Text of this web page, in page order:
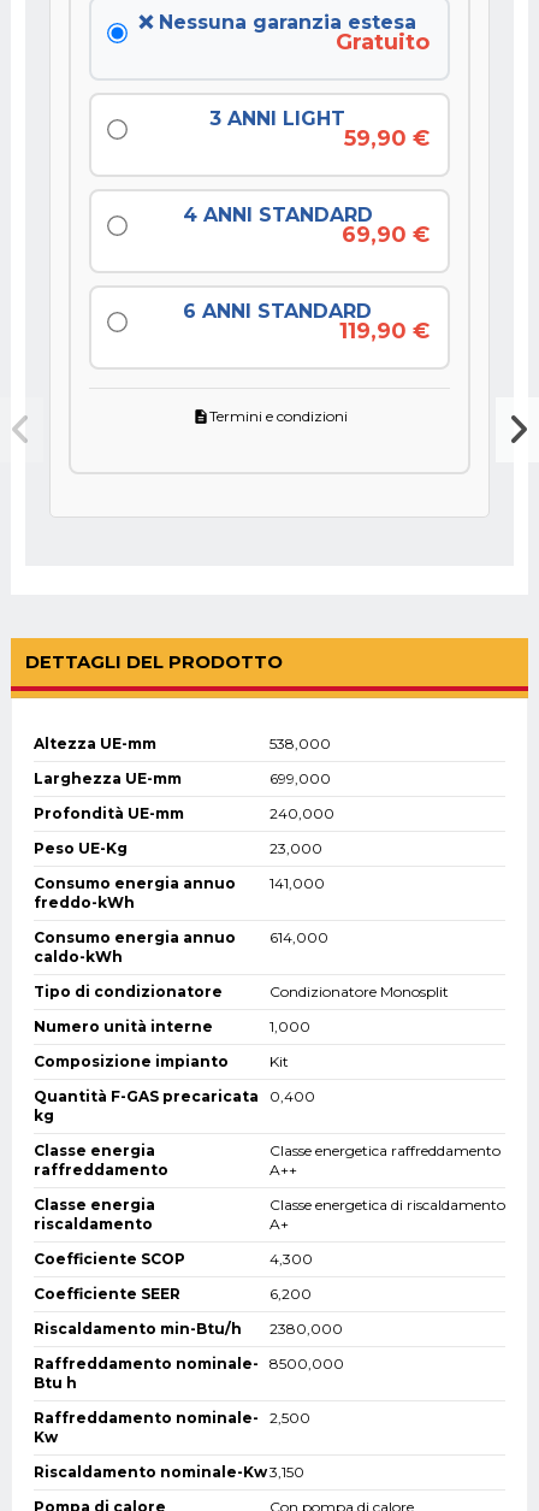
❌ Nessuna garanzia estesa
Gratuito
3 ANNI LIGHT
59,90 €
4 ANNI STANDARD
69,90 €
6 ANNI STANDARD
119,90 €
descriptionTermini e condizioni
DETTAGLI DEL PRODOTTO
Altezza UE-mm
538,000
Larghezza UE-mm
699,000
Profondità UE-mm
240,000
Peso UE-Kg
23,000
Consumo energia annuo
freddo-kWh
141,000
Consumo energia annuo
caldo-kWh
614,000
Tipo di condizionatore
Condizionatore Monosplit
Numero unità interne
1,000
Composizione impianto
Kit
Quantità F-GAS precaricata
kg
0,400
Classe energia
raffreddamento
Classe energetica raffreddamento
A++
Classe energia
riscaldamento
Classe energetica di riscaldamento
A+
Coefficiente SCOP
4,300
Coefficiente SEER
6,200
Riscaldamento min-Btu/h
2380,000
Raffreddamento nominale-
Btu h
8500,000
Raffreddamento nominale-
Kw
2,500
Riscaldamento nominale-Kw3,150
Pompa di calore
Con pompa di calore